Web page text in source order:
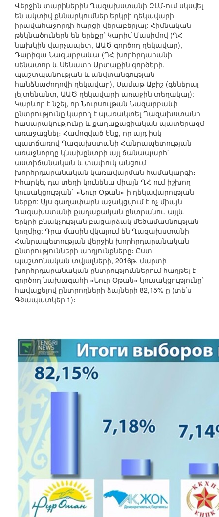
Վերջին տարիներին Ղազախստանի ԶԼՄ-ում սկսվել
են ակտիվ քննարկումներ երկրի ղեկավարի
իրավահաջորդի հարցի վերաբերյալ: Հիմնական
թեկնածուներն են երեքը՝ Կարիմ Մասիմով (ՂՀ
նախկին վարչապետ, ԱԱԾ գործող ղեկավար),
Դարիգա Նազարբաևա (ՂՀ խորհրդարանի
սենատոր և Սենատի Արտաքին գործերի,
պաշտպանության և անվտանգության
հանձնաժողովի ղեկավար), Սամաթ Աբիշ (գեներալ-
լեյտենանտ, ԱԱԾ ղեկավարի առաջին տեղակալ):
Կարևոր է նշել, որ Նուրսուլթան Նազարբաևի
ընտրությունը կարող է պառակտել Ղազախստանի
հասարակությունը և քաղաքացիական պատերազմ
առաջացնել։ Համոզված ենք, որ այդ իսկ
պատճառով Ղազախստանի Հանրապետության
առաջնորդը կնախընտրի այլ ճանապարհ՝
աստիճանական և փափուկ անցում
խորհրդարանական կառավարման համակարգի։
Իհարկե, դա տեղի կունենա միայն ՂՀ-ում իշխող
կուսակցության` «Նուր Օթան»-ի ղեկավարության
ներքո: Այս գաղափարն աջակցվում է ոչ միայն
Ղազախստանի քաղաքական ընտրանու, այլև
երկրի բնակչության բացարձակ մեծամասնության
կողմից: Դրա մասին վկայում են Ղազախստանի
Հանրապետության վերջին խորհրդարանական
ընտրությունների արդյունքները։ Ըստ
պաշտոնական տվյալների, 2016թ. մարտի
խորհրդարանական ընտրություններում հաղթել է
գործող նախագահի «Նուր Օթան» կուսակցությունը՝
հավաքելով ընտրողների ձայների 82,15%-ը (տե՛ս
Գծապատկեր 1)։